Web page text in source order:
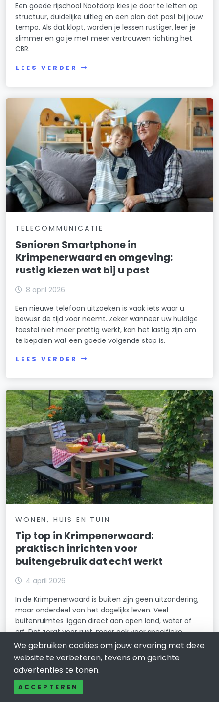
Een goede rijschool Nootdorp kies je door te letten op
structuur, duidelijke uitleg en een plan dat past bij jouw
tempo. Als dat klopt, worden je lessen rustiger, leer je
slimmer en ga je met meer vertrouwen richting het
CBR.
LEES VERDER
TELECOMMUNICATIE
Senioren Smartphone in
Krimpenerwaard en omgeving:
rustig kiezen wat bij u past
8 april 2026
Een nieuwe telefoon uitzoeken is vaak iets waar u
bewust de tijd voor neemt. Zeker wanneer uw huidige
toestel niet meer prettig werkt, kan het lastig zijn om
te bepalen wat een goede volgende stap is.
LEES VERDER
WONEN, HUIS EN TUIN
Tip top in Krimpenerwaard:
praktisch inrichten voor
buitengebruik dat echt werkt
4 april 2026
In de Krimpenerwaard is buiten zijn geen uitzondering,
maar onderdeel van het dagelijks leven. Veel
buitenruimtes liggen direct aan open land, water of
erf. Dat zorgt voor rust, maar ook voor specifieke
omstandigheden.
LEES VERDER
We gebruiken cookies om jouw ervaring met deze
website te verbeteren, tevens om gerichte
advertenties te tonen.
ACCEPTEREN